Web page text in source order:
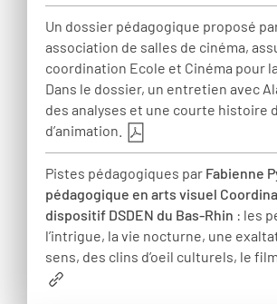
Un dossier pédagogique proposé
association de salles de cinéma,
coordination Ecole et Cinéma pour
Dans le dossier, un entretien avec
des analyses et une courte histoire
d’animation.
Pistes pédagogiques par Fabienne
pédagogique en arts visuel
dispositif DSDEN du Bas-Rhin : les
l’intrigue, la vie nocturne, une
sens, des clins d’oeil culturels, le